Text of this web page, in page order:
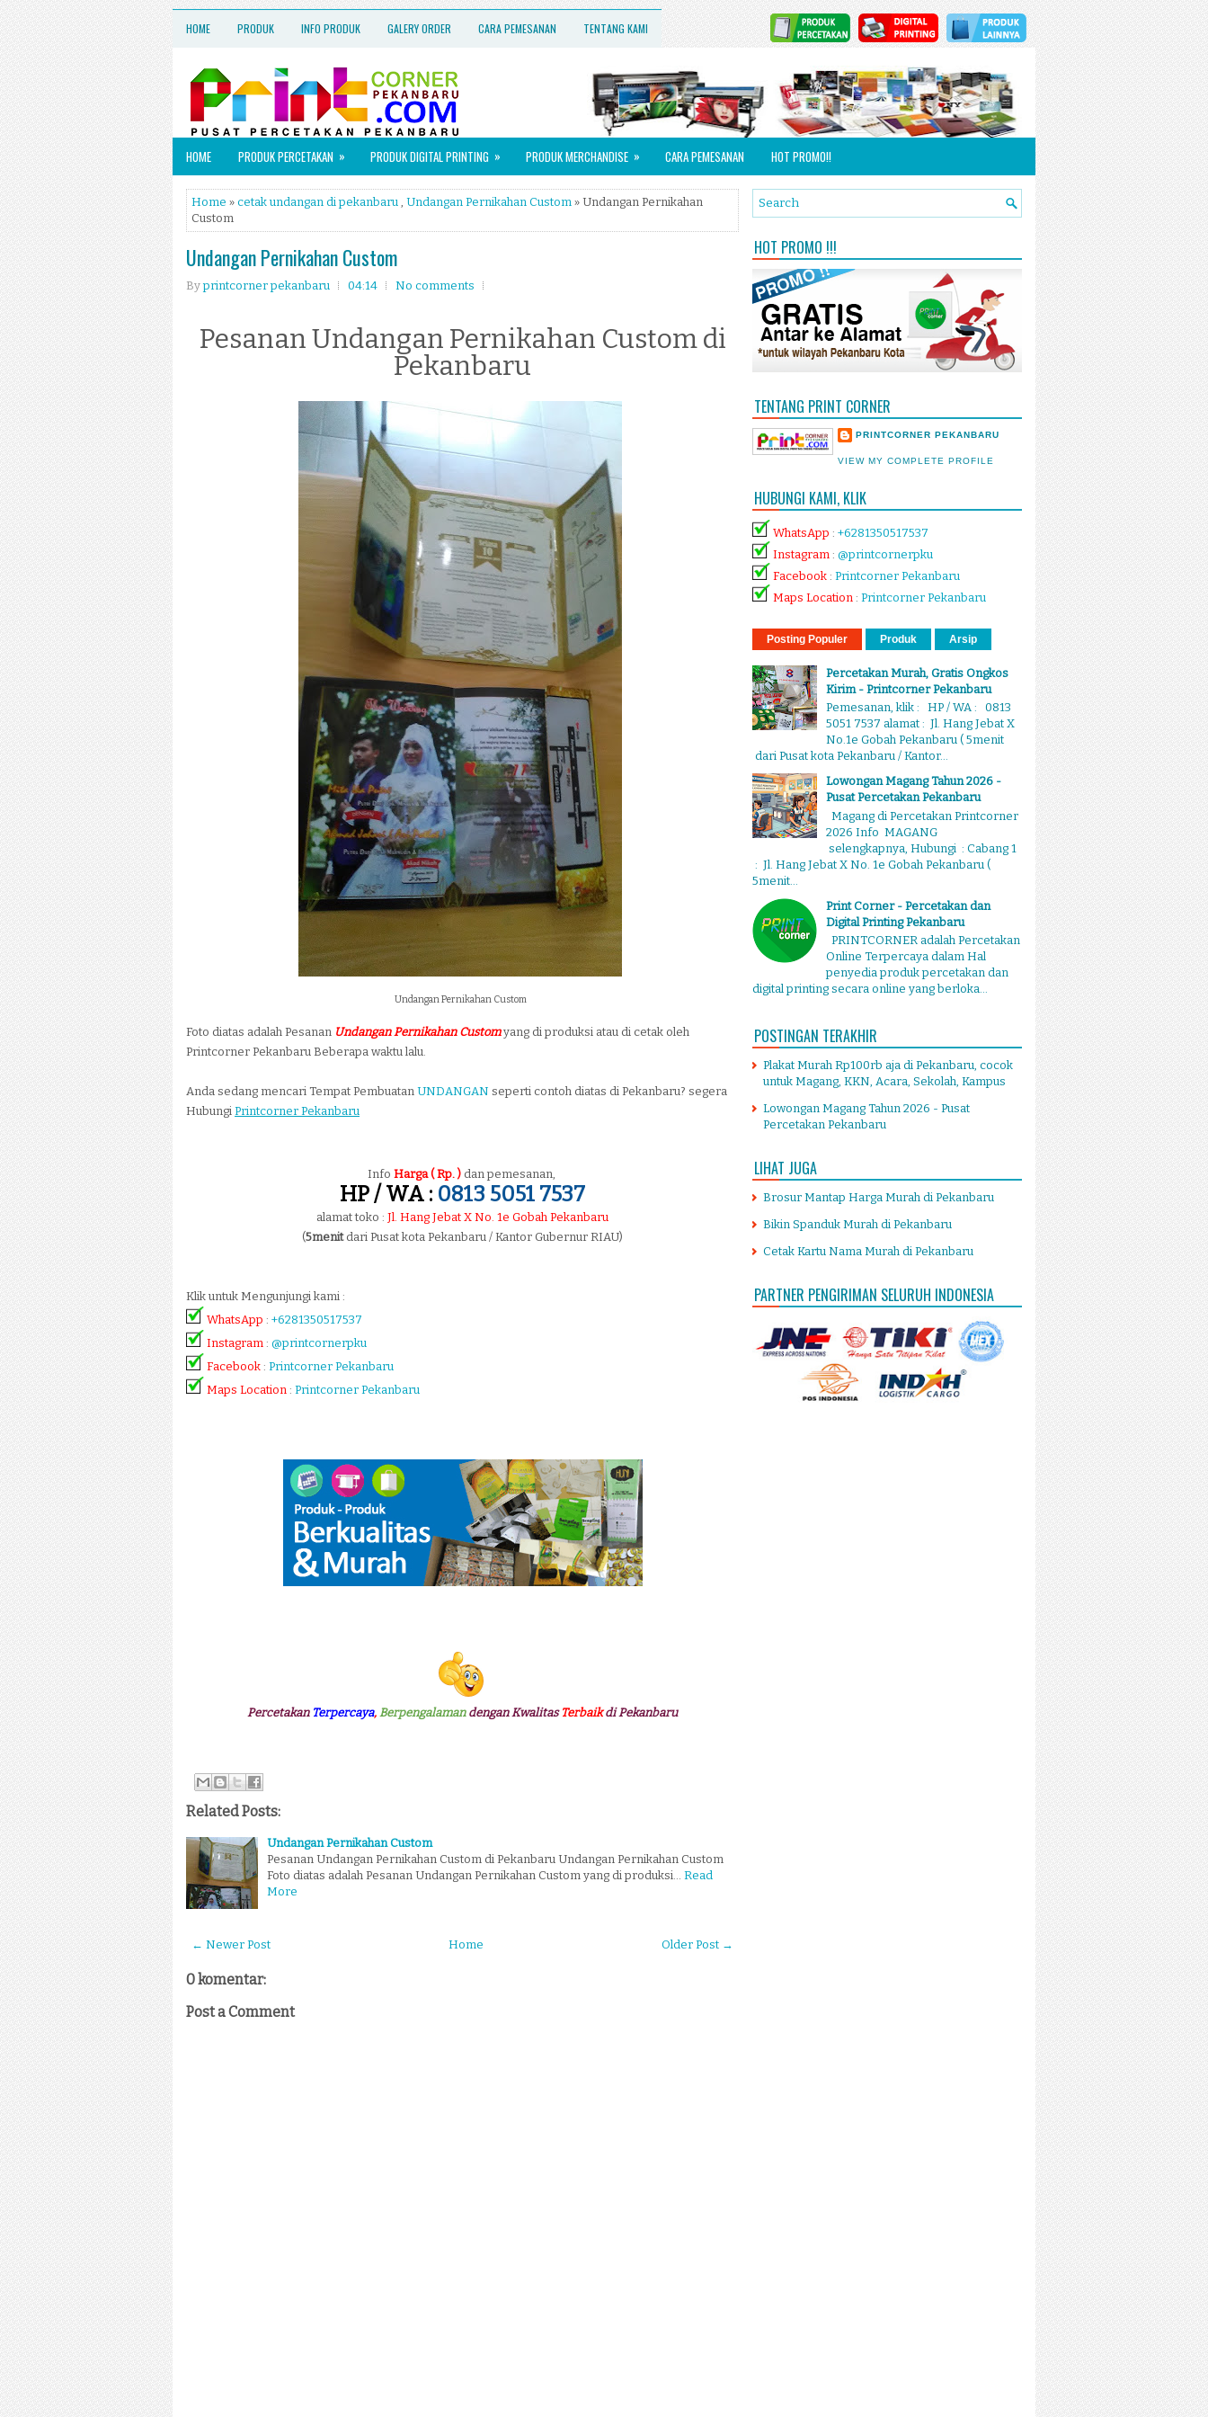
HOME PRODUK INFO PRODUK GALERY ORDER CARA PEMESANAN TENTANG KAMI
HOME PRODUK PERCETAKAN » PRODUK DIGITAL PRINTING » PRODUK MERCHANDISE » CARA PEMESANAN HOT PROMO!!
Home » cetak undangan di pekanbaru , Undangan Pernikahan Custom » Undangan Pernikahan
Custom
Undangan Pernikahan Custom
Byprintcorner pekanbaru 04:14 No comments
Pesanan Undangan Pernikahan Custom di
Pekanbaru
Undangan Pernikahan Custom
Foto diatas adalah Pesanan Undangan Pernikahan Customyang di produksi atau di cetak oleh
Printcorner Pekanbaru Beberapa waktu lalu.
Anda sedang mencari Tempat Pembuatan UNDANGAN seperti contoh diatas di Pekanbaru? segera
Hubungi Printcorner Pekanbaru
Info Harga ( Rp. ) dan pemesanan,
HP / WA : 0813 5051 7537
alamat toko : Jl. Hang Jebat X No. 1e Gobah Pekanbaru
(5menitdari Pusat kota Pekanbaru / Kantor Gubernur RIAU)
Klik untuk Mengunjungi kami :
WhatsApp : +6281350517537
Instagram : @printcornerpku
Facebook : Printcorner Pekanbaru
Maps Location : Printcorner Pekanbaru
Percetakan Terpercaya, Berpengalamandengan Kwalitas Terbaik di Pekanbaru
Related Posts:
Undangan Pernikahan Custom
Pesanan Undangan Pernikahan Custom di Pekanbaru Undangan Pernikahan Custom
Foto diatas adalah Pesanan Undangan Pernikahan Custom yang di produksi…
Read
More
← Newer Post Older Post →
Home
0 komentar:
Post a Comment
HOT PROMO !!!
TENTANG PRINT CORNER
PRINTCORNER PEKANBARU
VIEW MY COMPLETE PROFILE
HUBUNGI KAMI, KLIK
WhatsApp : +6281350517537
Instagram : @printcornerpku
Facebook : Printcorner Pekanbaru
Maps Location : Printcorner Pekanbaru
Posting Populer Produk Arsip
Percetakan Murah, Gratis Ongkos
Kirim - Printcorner Pekanbaru
Pemesanan, klik : HP / WA : 0813
5051 7537 alamat : Jl. Hang Jebat X
No.1e Gobah Pekanbaru ( 5menit
dari Pusat kota Pekanbaru / Kantor...
Lowongan Magang Tahun 2026 -
Pusat Percetakan Pekanbaru
Magang di Percetakan Printcorner
2026 Info MAGANG
selengkapnya, Hubungi : Cabang 1
: Jl. Hang Jebat X No. 1e Gobah Pekanbaru (
5menit...
Print Corner - Percetakan dan
Digital Printing Pekanbaru
PRINTCORNER adalah Percetakan
Online Terpercaya dalam Hal
penyedia produk percetakan dan
digital printing secara online yang berloka...
POSTINGAN TERAKHIR
Plakat Murah Rp100rb aja di Pekanbaru, cocok
untuk Magang, KKN, Acara, Sekolah, Kampus
Lowongan Magang Tahun 2026 - Pusat
Percetakan Pekanbaru
LIHAT JUGA
Brosur Mantap Harga Murah di Pekanbaru
Bikin Spanduk Murah di Pekanbaru
Cetak Kartu Nama Murah di Pekanbaru
PARTNER PENGIRIMAN SELURUH INDONESIA